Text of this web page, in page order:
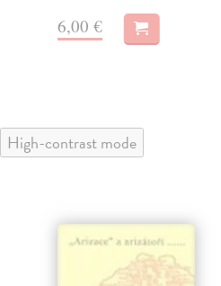
6,00 €
High-contrast mode